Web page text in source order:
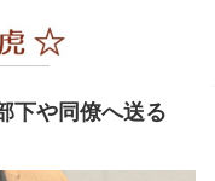
下や同僚へ送る